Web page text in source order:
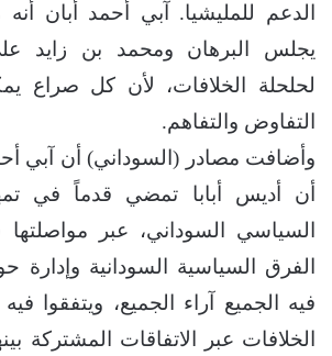
الدعم للمليشيا. آبي أحمد أبان
يجلس البرهان ومحمد بن زايد
لحلحلة الخلافات، لأن كل صراع
التفاوض والتفاهم.
وأضافت مصادر (السوداني) أن آبي
أن أديس أبابا تمضي قدماً في
السياسي السوداني، عبر
الفرق السياسية السودانية
فيه الجميع آراء الجميع، ويتفقوا
الخلافات عبر الاتفاقات المشتركة